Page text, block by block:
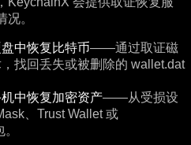
。
中恢复比特币——通过取证磁
找回丢失或被删除的 wallet.dat
中恢复加密资产——从受损设
、Trust Wallet 或